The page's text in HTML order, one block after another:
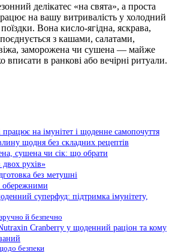
делікатес «на свята», а проста
на вашу витривалість у холодний
поїздки. Вона кисло-ягідна, яскрава,
поєднується з кашами, салатами,
заморожена чи сушена — майже
вписати в ранкові або вечірні ритуали.
на імунітет і щоденне самопочуття
щодня без складних рецептів
сушена чи сік: що обрати
двох рухів»
без метушні
обережними
суперфуд: підтримка імунітету,
й безпечно
Cranberry у щоденний раціон та кому
безпеки